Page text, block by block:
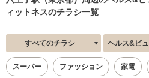
ィットネスのチラシ一覧
すべてのチラシ ヘルス&ビューテ
スーパー ファッション 家電